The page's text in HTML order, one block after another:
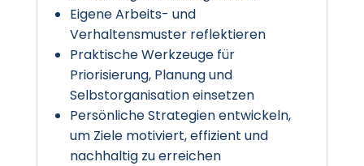
Eigene Arbeits- und
Verhaltensmuster reflektieren
Praktische Werkzeuge für
Priorisierung, Planung und
Selbstorganisation einsetzen
Persönliche Strategien entwickeln,
um Ziele motiviert, effizient und
nachhaltig zu erreichen